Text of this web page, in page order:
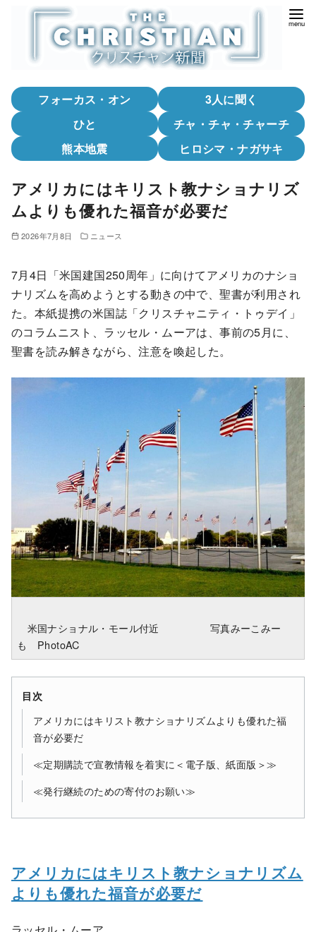
フォーカス・オン
3人に聞く
ひと
チャ・チャ・チャーチ
熊本地震
ヒロシマ・ナガサキ
アメリカにはキリスト教ナショナリズ
ムよりも優れた福音が必要だ
2026年7月8日 ニュース
7月4日「米国建国250周年」に向けてアメリカのナショ
ナリズムを高めようとする動きの中で、聖書が利用され
た。本紙提携の米国誌「クリスチャニティ・トゥデイ」
のコラムニスト、ラッセル・ムーアは、事前の5月に、
聖書を読み解きながら、注意を喚起した。
米国ナショナル・モール付近 写真みーこみー
も PhotoAC
目次
アメリカにはキリスト教ナショナリズムよりも優れた福
音が必要だ
≪定期購読で宣教情報を着実に＜電子版、紙面版＞≫
≪発行継続のための寄付のお願い≫
アメリカにはキリスト教ナショナリズム
よりも優れた福音が必要だ